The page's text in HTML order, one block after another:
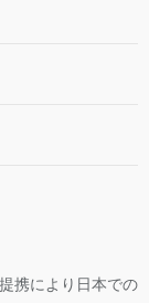
携により日本での